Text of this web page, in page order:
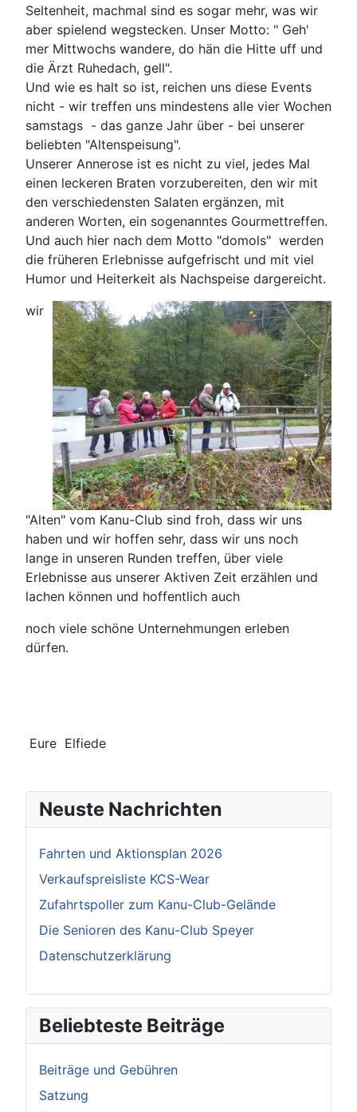
Seltenheit, machmal sind es sogar mehr, was wir
aber spielend wegstecken. Unser Motto: " Geh'
mer Mittwochs wandere, do hän die Hitte uff und
die Ärzt Ruhedach, gell".
Und wie es halt so ist, reichen uns diese Events
nicht - wir treffen uns mindestens alle vier Wochen
samstags - das ganze Jahr über - bei unserer
beliebten "Altenspeisung".
Unserer Annerose ist es nicht zu viel, jedes Mal
einen leckeren Braten vorzubereiten, den wir mit
den verschiedensten Salaten ergänzen, mit
anderen Worten, ein sogenanntes Gourmettreffen.
Und auch hier nach dem Motto "domols" werden
die früheren Erlebnisse aufgefrischt und mit viel
Humor und Heiterkeit als Nachspeise dargereicht.
wir
"Alten" vom Kanu-Club sind froh, dass wir uns
haben und wir hoffen sehr, dass wir uns noch
lange in unseren Runden treffen, über viele
Erlebnisse aus unserer Aktiven Zeit erzählen und
lachen können und hoffentlich auch
noch viele schöne Unternehmungen erleben
dürfen.
Eure Elfiede
Neuste Nachrichten
Fahrten und Aktionsplan 2026
Verkaufspreisliste KCS-Wear
Zufahrtspoller zum Kanu-Club-Gelände
Die Senioren des Kanu-Club Speyer
Datenschutzerklärung
Beliebteste Beiträge
Beiträge und Gebühren
Satzung